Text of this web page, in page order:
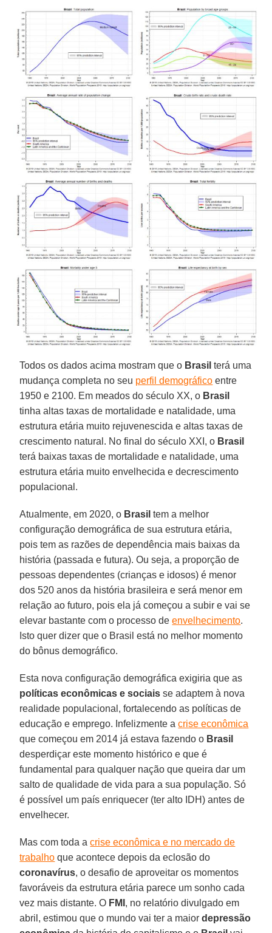
Todos os dados acima mostram que o Brasil terá uma
mudança completa no seu perfil demográfico entre
1950 e 2100. Em meados do século XX, o Brasil
tinha altas taxas de mortalidade e natalidade, uma
estrutura etária muito rejuvenescida e altas taxas de
crescimento natural. No final do século XXI, o Brasil
terá baixas taxas de mortalidade e natalidade, uma
estrutura etária muito envelhecida e decrescimento
populacional.
Atualmente, em 2020, o Brasil tem a melhor
configuração demográfica de sua estrutura etária,
pois tem as razões de dependência mais baixas da
história (passada e futura). Ou seja, a proporção de
pessoas dependentes (crianças e idosos) é menor
dos 520 anos da história brasileira e será menor em
relação ao futuro, pois ela já começou a subir e vai se
elevar bastante com o processo deenvelhecimento.
Isto quer dizer que o Brasil está no melhor momento
do bônus demográfico.
Esta nova configuração demográfica exigiria que as
políticas econômicas e sociais se adaptem à nova
realidade populacional, fortalecendo as políticas de
educação e emprego. Infelizmente acrise econômica
que começou em 2014 já estava fazendo o Brasil
desperdiçar este momento histórico e que é
fundamental para qualquer nação que queira dar um
salto de qualidade de vida para a sua população. Só
é possível um país enriquecer (ter alto IDH) antes de
envelhecer.
Mas com toda acrise econômica e no mercado de
trabalho que acontece depois da eclosão do
coronavírus, o desafio de aproveitar os momentos
favoráveis da estrutura etária parece um sonho cada
vez mais distante. O FMI , no relatório divulgado em
abril, estimou que o mundo vai ter a maiordepressão